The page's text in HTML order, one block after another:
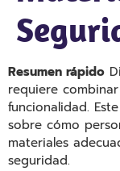
Resumen rápido
requiere
funcionalidad.
sobre cómo
materiales
seguridad.